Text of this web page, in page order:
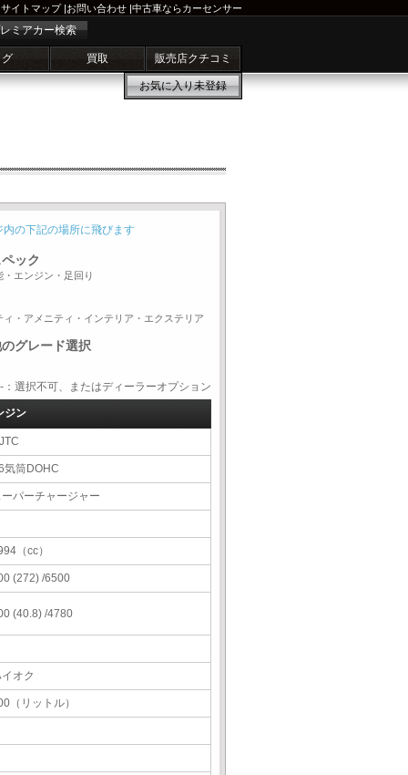
サイトマップ|お問い合わせ |中古車ならカーセンサー
ミアカー検索
買取 販売店クチコミ
お気に入り未登録
内の下記の場所に飛びます
ック
・エンジン・足回り
ィ・アメニティ・インテリア・エクステリア
グレード選択
択不可、またはディーラーオプション
ジン
気筒DOHC
ーパーチャージャー
（cc）
(272) /6500
(40.8) /4780
オク
（リットル）